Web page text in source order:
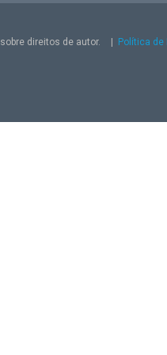
direitos de autor.
Política de